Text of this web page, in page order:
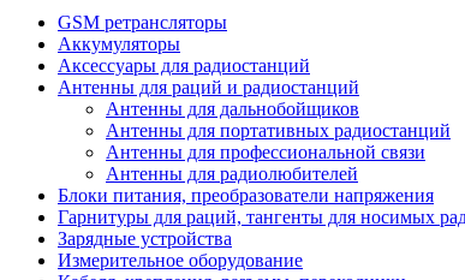
GSM ретрансляторы
Аккумуляторы
Аксессуары для радиостанций
Антенны для раций и радиостанций
Антенны для дальнобойщиков
Антенны для портативных радиостанций
Антенны для профессиональной связи
Антенны для радиолюбителей
Блоки питания, преобразователи напряжения
Гарнитуры для раций, тангенты для носимых
Зарядные устройства
Измерительное оборудование